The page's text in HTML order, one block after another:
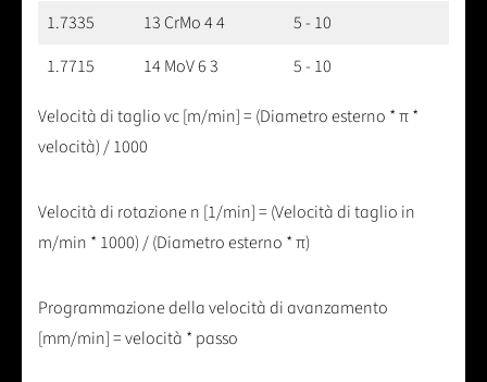
1.7335
13 CrMo 4 4
5 - 10
1.7715
14 MoV 6 3 5 - 10
Velocità di taglio vc [m/min] = (Diametro esterno * π *
velocità) / 1000
Velocità di rotazione n [1/min] = (Velocità di taglio in
m/min * 1000) / (Diametro esterno * π)
Programmazione della velocità di avanzamento
[mm/min] = velocità * passo